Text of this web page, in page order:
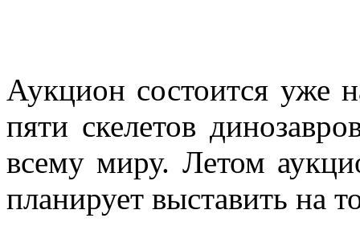
Аукцион состоится уже
пяти скелетов
всему миру. Летом
планирует выставить на